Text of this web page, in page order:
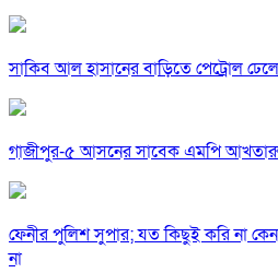
সাকিব আল হাসানের বাড়িতে পেট্রোল
গাজীপুর-৫ আসনের সাবেক এমপি
ফেনীর পুলিশ সুপার; যত কিছুই করি না
না